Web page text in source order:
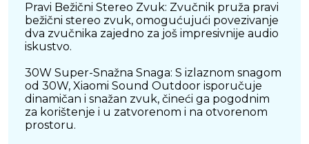
Pravi Bežični Stereo Zvuk: Zvučnik pruža pravi
bežični stereo zvuk, omogućujući povezivanje
dva zvučnika zajedno za još impresivnije audio
iskustvo.
30W Super-Snažna Snaga: S izlaznom snagom
od 30W, Xiaomi Sound Outdoor isporučuje
dinamičan i snažan zvuk, čineći ga pogodnim
za korištenje i u zatvorenom i na otvorenom
prostoru.